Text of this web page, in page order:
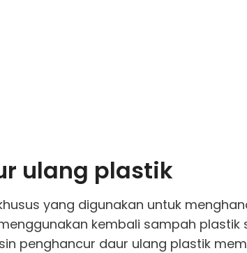
ulang plastik
yang digunakan untuk
kembali sampah plastik
penghancur daur ulang plastik